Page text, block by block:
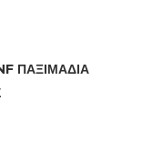
ΠΑΞΙΜΑΔΙΑ